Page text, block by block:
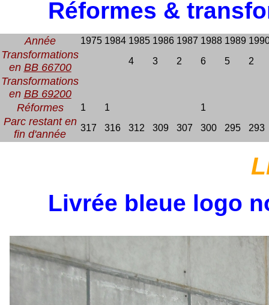
Réformes &
Année 1975 1984 1985 1986 1987 1988 1989
Transformations
en BB 66700
4 3 2 6 5 2
Transformations
en BB 69200
Réformes
1 1 1
Parc restant en
fin d'année
317 316 312 309 307 300 295 293
Livrée bleue logo